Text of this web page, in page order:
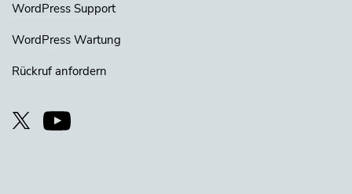
WordPress Support
WordPress Wartung
Rückruf anfordern